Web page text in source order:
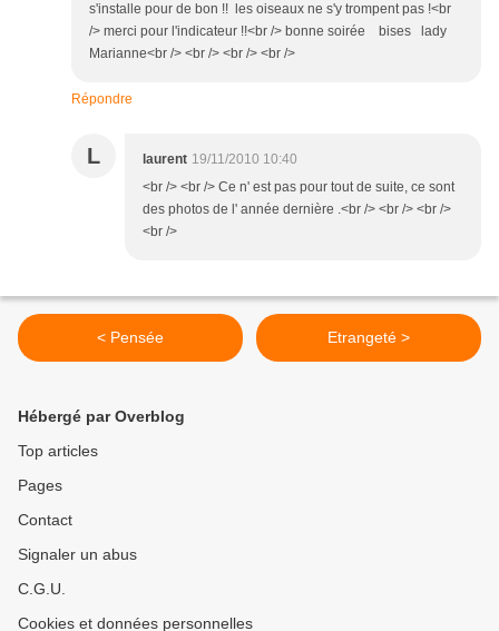
s'installe pour de bon !! les oiseaux ne s'y trompent pas !<br
/> merci pour l'indicateur !!<br /> bonne soirée bises lady
Marianne<br /> <br /> <br /> <br />
Répondre
L laurent 19/11/2010 10:40
<br /> <br /> Ce n' est pas pour tout de suite, ce sont
des photos de l' année dernière .<br /> <br /> <br />
<br />
< Pensée Etrangeté >
Hébergé par Overblog
Top articles
Pages
Contact
Signaler un abus
C.G.U.
Cookies et données personnelles